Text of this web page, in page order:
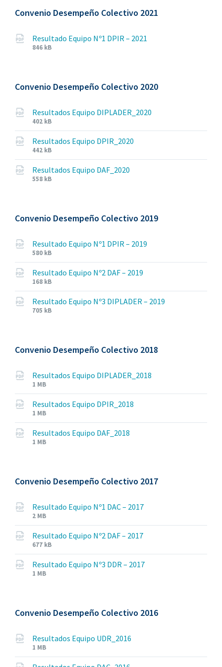
Convenio Desempeño Colectivo 2021
Resultado Equipo Nº1 DPIR – 2021
File
File
846 kB
Convenio Desempeño Colectivo 2020
Resultados Equipo DIPLADER_2020
File
extension:
pdf
File
size:
402 kB
Resultados Equipo DPIR_2020
File
extension:
pdf
File
size:
442 kB
Resultados Equipo DAF_2020
File
File
558 kB
Convenio Desempeño Colectivo 2019
Resultado Equipo Nº1 DPIR – 2019
File
extension:
pdf
File
size:
580 kB
Resultado Equipo Nº2 DAF – 2019
File
extension:
pdf
File
size:
168 kB
Resultado Equipo Nº3 DIPLADER – 2019
File
File
705 kB
Convenio Desempeño Colectivo 2018
Resultados Equipo DIPLADER_2018
File
extension:
pdf
File
size:
1 MB
Resultados Equipo DPIR_2018
File
extension:
pdf
File
size:
1 MB
Resultados Equipo DAF_2018
File
File
1 MB
Convenio Desempeño Colectivo 2017
Resultado Equipo Nº1 DAC – 2017
File
extension:
pdf
File
size:
2 MB
Resultado Equipo Nº2 DAF – 2017
File
extension:
pdf
File
size:
677 kB
Resultado Equipo Nº3 DDR – 2017
File
File
1 MB
Convenio Desempeño Colectivo 2016
Resultados Equipo UDR_2016
File
extension:
File
size:
1 MB